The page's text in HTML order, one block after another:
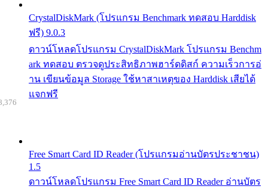
CrystalDiskMark (โปรแกรม Benchmark ทดสอบ Harddisk
ฟรี) 9.0.3
ดาวน์โหลดโปรแกรม CrystalDiskMark โปรแกรม Benchm
ark ทดสอบ ตรวจดูประสิทธิภาพฮาร์ดดิสก์ ความเร็วการอ่
าน เขียนข้อมูล Storage ใช้หาสาเหตุของ Harddisk เสียได้
แจกฟรี
Free Smart Card ID Reader (โปรแกรมอ่านบัตรประชาชน)
1.5
ดาวน์โหลดโปรแกรม Free Smart Card ID Reader อ่านบัตร